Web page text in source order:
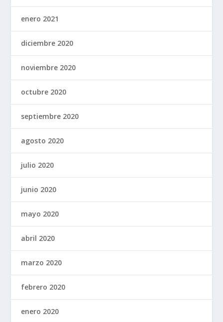
enero 2021
diciembre 2020
noviembre 2020
octubre 2020
septiembre 2020
agosto 2020
julio 2020
junio 2020
mayo 2020
abril 2020
marzo 2020
febrero 2020
enero 2020